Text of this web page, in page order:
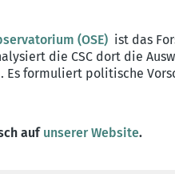
(OSE) ist das
die CSC dort die
Es formuliert politische
auf unserer Website.